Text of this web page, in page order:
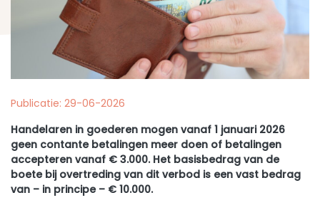
Publicatie: 29-06-2026
Handelaren in goederen mogen vanaf 1 januari 2026
geen contante betalingen meer doen of betalingen
accepteren vanaf € 3.000. Het basisbedrag van de
boete bij overtreding van dit verbod is een vast bedrag
van – in principe – € 10.000.